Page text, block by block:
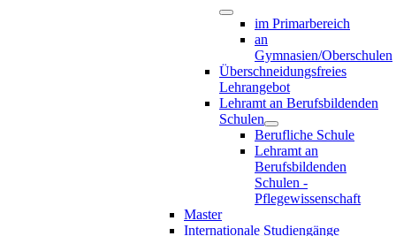
im Primarbereich
an
Gymnasien/Oberschulen
Überschneidungsfreies
Lehrangebot
Lehramt an Berufsbildenden
Schulen
Berufliche Schule
Lehramt an
Berufsbildenden
Schulen -
Pflegewissenschaft
Master
Internationale Studiengänge